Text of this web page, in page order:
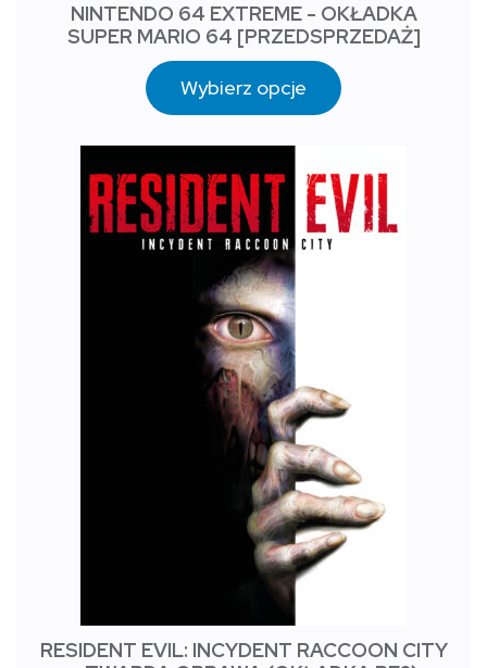
NINTENDO 64 EXTREME - OKŁADKA
SUPER MARIO 64 [PRZEDSPRZEDAŻ]
Wybierz opcje
RESIDENT EVIL: INCYDENT RACCOON CITY